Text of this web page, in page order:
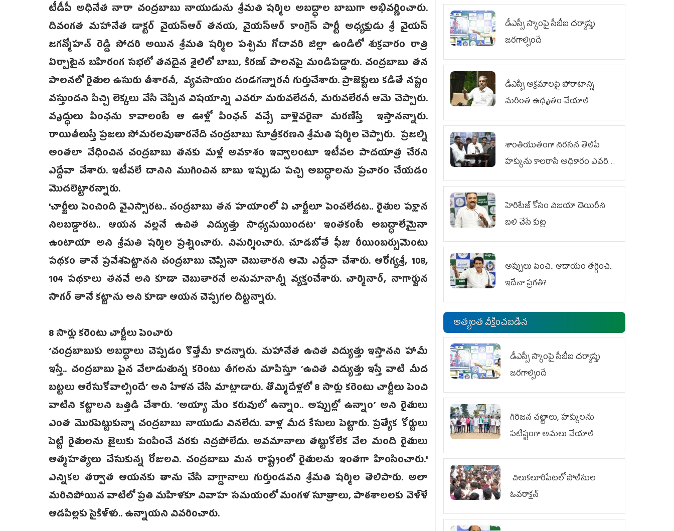
టీడీపీ అధినేత నారా చంద్రబాబు నాయుడును శ్రీమతి షర్మిల అబద్ధాల బాబుగా అభివర్ణించారు.
దివంగత మహానేత డాక్టర్ వైయస్ఆర్ తనయ, వైయస్ఆర్ కాంగ్రెస్ పార్టీ అధ్యక్షుడు శ్రీ వైయస్
జగన్మోహన్‌ రెడ్డి సోదరి అయిన శ్రీమతి షర్మిల పశ్చిమ గోదావరి జిల్లా ఉండిలో శుక్రవారం రాత్రి
ఏర్పాటైన బహిరంగ సభలో తనదైన శైలిలో బాబు, కిరణ్ పాలనపై మండిపడ్డారు. చంద్రబాబు తన
పాలనలో రైతుల ఉసురు తీశారనీ, వ్యవసాయం దండగన్నారనీ గుర్తుచేశారు. ప్రాజెక్టులు కడితే నష్టం
వస్తుందని పిచ్చి లెక్కలు వేసి చెప్పిన విషయాన్ని ఎవరూ మరువలేదనీ, మరువలేరనీ ఆమె చెప్పారు.
వృద్ధులు పింఛను కావాలంటే ఆ ఊళ్లో పింఛన్ వచ్చే వాళ్లెవరైనా మరణిస్తే ఇస్తానన్నారు.
రాయితీలుస్తే ప్రజలు సోమరలవుతారనేది చంద్రబాబు సూత్రీకరణని శ్రీమతి షర్మిల చెప్పారు. ప్రజల్ని
అంతలా వేధించిన చంద్రబాబు తనకు మళ్లీ అవకాశం ఇవ్వాలంటూ ఇటీవల పాదయాత్ర చేరని
ఎద్దేవా చేశారు. ఇటీవలే దానిని ముగించిన బాబు ఇప్పుడు పచ్చి అబద్ధాలను ప్రచారం చేయడం
మొదలెట్టారన్నారు.
'చార్జీలు పెంచింది వైఎస్సారట.. చంద్రబాబు తన హయాంలో ఏ చార్జీలూ పెంచలేదట.. రైతుల పక్షాన
నిలబడ్డారట.. ఆయన వల్లనే ఉచిత విద్యుత్తు సాధ్యమయిందట' ఇంతకంటే అబద్ధాలేమైనా
ఉంటాయా అని శ్రీమతి షర్మిల ప్రశ్నించారు. విమర్శించారు. చూడబోతే ఫీజు రీయింబర్సుమెంటు
పథకం తానే ప్రవేశపెట్టానని చంద్రబాబు చెప్పినా చెబుతారని ఆమె ఎద్దేవా చేశారు. ఆరోగ్యశ్రీ, 108,
104 పథకాలు తనవే అని కూడా చెబుతారనే అనుమానాన్నీ వ్యక్తంచేశారు. చార్మినార్, నాగార్జున
సాగర్ తానే కట్టాను అని కూడా ఆయన చెప్పగల దిట్టన్నారు.
8 సార్లు కరెంటు చార్జీలు పెంచారు
‘చంద్రబాబుకు అబద్ధాలు చెప్పడం కొత్తేమీ కాదన్నారు. మహానేత ఉచిత విద్యుత్తు ఇస్తానని హామీ
ఇస్తే.. చంద్రబాబు పైన వేలాడుతున్న కరెంటు తీగలను చూపిస్తూ ‘ఉచిత విద్యుత్తు ఇస్తే వాటి మీద
బట్టలు ఆరేసుకోవాల్సిందే’ అని హేళన చేసి మాట్లాడారు. తొమ్మిదేళ్లలో 8 సార్లు కరెంటు చార్జీలు పెంచి
వాటిని కట్టాలని ఒత్తిడి చేశారు. ‘అయ్యా మేం కరువులో ఉన్నాం.. అప్పుల్లో ఉన్నాం’ అని రైతులు
ఎంత మొరపెట్టుకున్నా చంద్రబాబు నాయుడు వినలేదు. వాళ్ల మీద కేసులు పెట్టారు. ప్రత్యేక కోర్టులు
పెట్టి రైతులను జైలుకు పంపించే వరకు నిద్రపోలేదు. అవమానాలు తట్టుకోలేక వేల మంది రైతులు
ఆత్మహత్యలు చేసుకున్న రోజులవి. చంద్రబాబు మన రాష్ట్రంలో రైతులను ఇంతగా హింసించారు.'
ఎన్నికల తర్వాత ఆయనకు తాను చేసి వాగ్డానాలు గుర్తుండవని శ్రీమతి షర్మిల తెలిపారు. అలా
మరిచిపోయిన వాటిలో ప్రతి మహిళకూ వివాహ సమయంలో మంగళ సూత్రాలు, పాఠశాలలకు వెళ్ళే
ఆడపిల్లకు సైకిళ్ళు.. ఉన్నాయని వివరించారు.
డీఎస్సీ స్కాంపై సీబీఐ దర్యాప్తు
జరగాల్సిందే
డీఎస్సీ అక్రమాలపై పోరాటాన్ని
మరింత ఉధృతం చేయాలి
శాంతియుతంగా నిరసన తెలిపే
హక్కును కాలరాసే అధికారం ఎవరికీ
లేదు
హెరిటేజ్ కోసం విజయా డెయిరీని
బలి చేసే కుట్ర‌
అప్పులు పెంచి.. ఆదాయం తగ్గించి..
ఇదేనా ప్రగతి?
అత్యంత వీక్షించబడిన
డీఎస్సీ స్కాంపై సీబీఐ దర్యాప్తు
జరగాల్సిందే
గిరిజన చట్టాలు, హక్కులను
పటిష్టంగా అమలు చేయాలి
చిలుక‌లూరిపేట‌లో పోలీసుల
ఓవ‌రాక్ష‌న్‌